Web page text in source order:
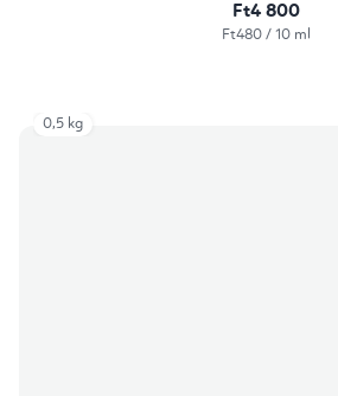
Ft4 800
Egységár:
Ft480 / 10 ml
0,5 kg